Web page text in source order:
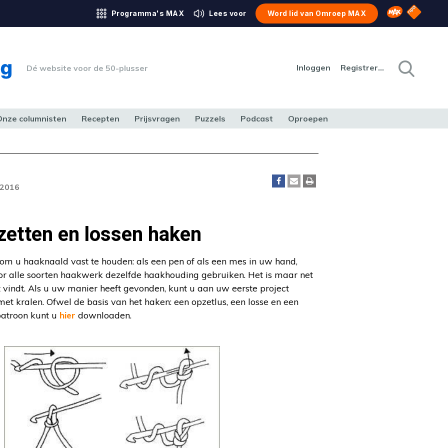
Programma's MAX Lees voor Word lid van Omroep MAX Omroep MAX
NPO
Dé website voor de 50-plusser Inloggen Registreren
columnisten Recepten Prijsvragen Puzzels Podcast Oproepen
en lossen haken
u haaknaald vast te houden: als een pen of als een mes in uw hand,
alle soorten haakwerk dezelfde haakhouding gebruiken. Het is maar net
Als u uw manier heeft gevonden, kunt u aan uw eerste project
kralen. Ofwel de basis van het haken: een opzetlus, een losse en een
kunt u hier downloaden.